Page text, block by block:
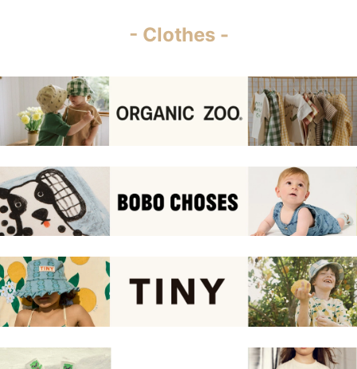
- Clothes -